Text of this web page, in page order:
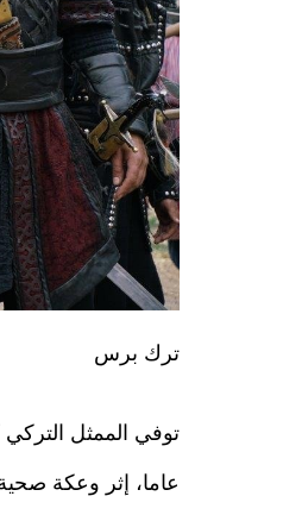
ترك برس
عاما، إثر وعكة